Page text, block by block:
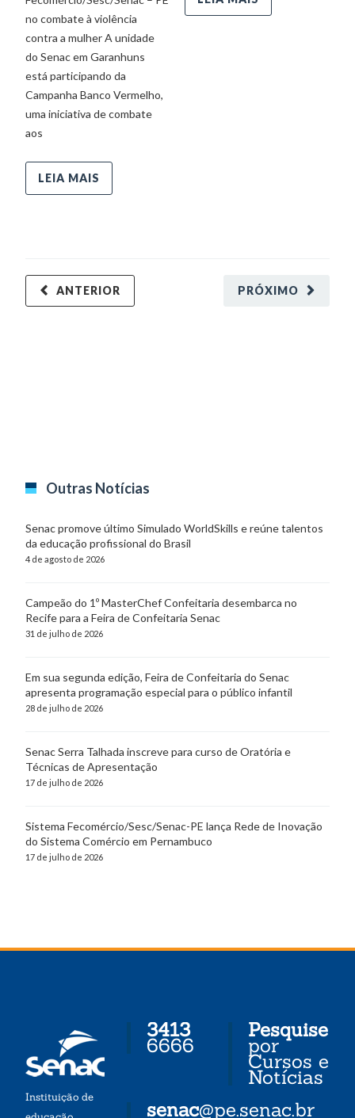
no combate à violência
contra a mulher A unidade
do Senac em Garanhuns
está participando da
Campanha Banco Vermelho,
uma iniciativa de combate
aos
LEIA MAIS
PRÓXIMO
ANTERIOR
Outras Notícias
Senac promove último Simulado WorldSkills e reúne talentos
da educação profissional do Brasil
4 de agosto de 2026
Campeão do 1º MasterChef Confeitaria desembarca no
Recife para a Feira de Confeitaria Senac
31 de julho de 2026
Em sua segunda edição, Feira de Confeitaria do Senac
apresenta programação especial para o público infantil
28 de julho de 2026
Senac Serra Talhada inscreve para curso de Oratória e
Técnicas de Apresentação
17 de julho de 2026
Sistema Fecomércio/Sesc/Senac-PE lança Rede de Inovação
do Sistema Comércio em Pernambuco
17 de julho de 2026
Instituição de
3413
6666
senac@pe.senac.br
Pesquise
por
Cursos e
Notícias